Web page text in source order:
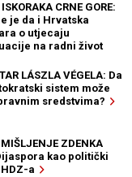
CRNE GORE:
je da i Hrvatska
o utjecaju
na radni život
LÁSZLA VÉGELA: Da
sistem može
sredstvima?
MIŠLJENJE ZDENKA
kao politički
HDZ-a